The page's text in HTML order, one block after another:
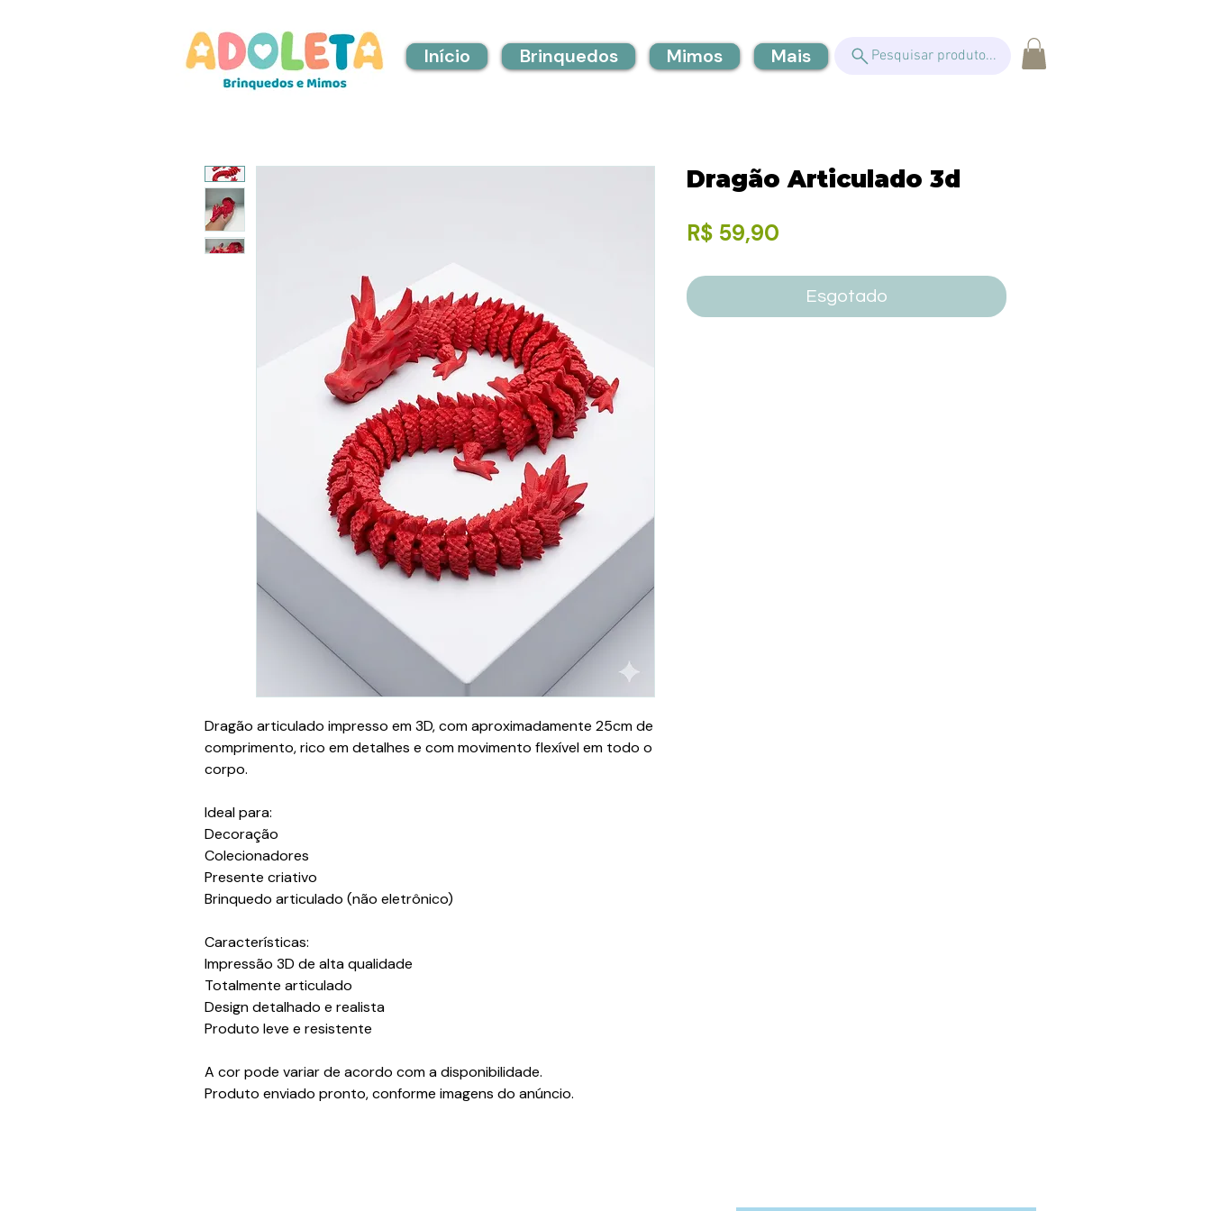
Início Brinquedos Mimos Mais Pesquisar produto...
Dragão articulado impresso em 3D, com aproximadamente 25cm de
comprimento, rico em detalhes e com movimento flexível em todo o
corpo.
Ideal para:
Decoração
Colecionadores
Presente criativo
Brinquedo articulado (não eletrônico)
Características:
Impressão 3D de alta qualidade
Totalmente articulado
Design detalhado e realista
Produto leve e resistente
A cor pode variar de acordo com a disponibilidade.
Produto enviado pronto, conforme imagens do anúncio.
Dragão Articulado 3d
R$ 59,90
Esgotado